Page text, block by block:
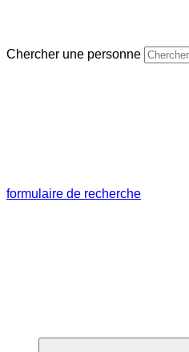
Chercher une personne
formulaire de recherche